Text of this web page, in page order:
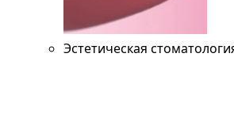
Эстетическая